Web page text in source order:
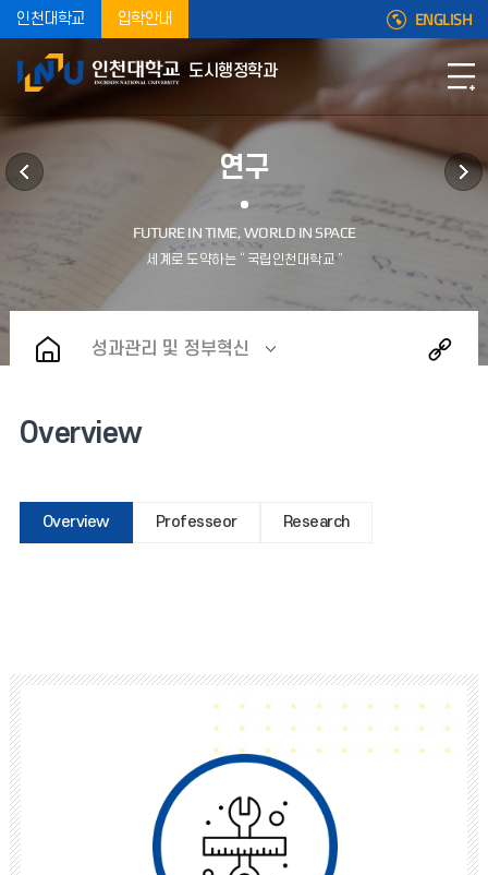
인천대학교 입학안내 ENGLISH
도시행정학과
연구
성과관리 및 정부혁신
Overview
Overview Professeor Research